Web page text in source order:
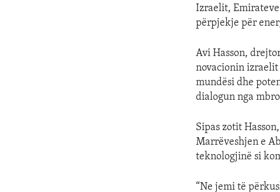
Izraelit, Emirateve
përpjekje për
Avi Hasson,
novacionin
mundësi dhe
dialogun nga
Sipas zotit
Marrëveshjen e
teknologjinë si
“Ne jemi të